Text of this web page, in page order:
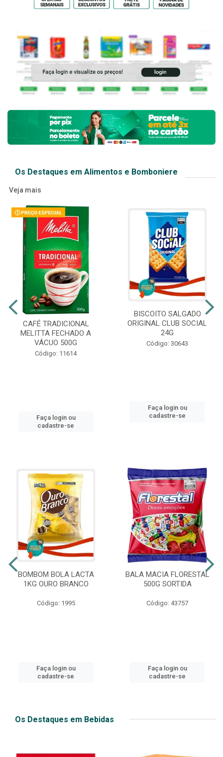
Os Destaques em Alimentos e Bomboniere
Veja mais
CAFÉ TRADICIONAL
MELITTA FECHADO A
VÁCUO 500G
Código: 11614
Faça login ou
cadastre-se
BISCOITO SALGADO
ORIGINAL CLUB SOCIAL
24G
Código: 30643
Faça login ou
cadastre-se
BOMBOM BOLA LACTA
1KG OURO BRANCO
Código: 1995
Faça login ou
cadastre-se
BALA MACIA FLORESTAL
500G SORTIDA
Código: 43757
Faça login ou
cadastre-se
Os Destaques em Bebidas